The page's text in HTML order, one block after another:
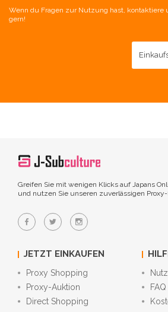
Wenn du Fragen zur Nutzung hast, kontaktiere
gern!
Greifen Sie mit wenigen Klicks auf Japans
und nutzen Sie unseren zuverlässigen
JETZT EINKAUFEN
Proxy Shopping
Proxy-Auktion
Direct Shopping
FAQ